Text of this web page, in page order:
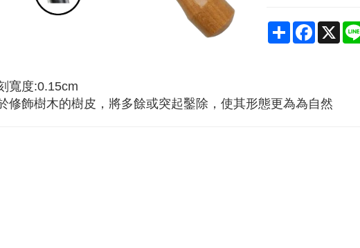
Share Facebook
X
寬度:0.15cm
修飾樹木的樹皮，將多餘或突起鑿除，使其形態更為為自然